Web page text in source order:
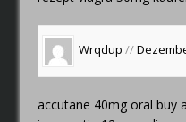
Wrqdup //
accutane 40mg oralbuy